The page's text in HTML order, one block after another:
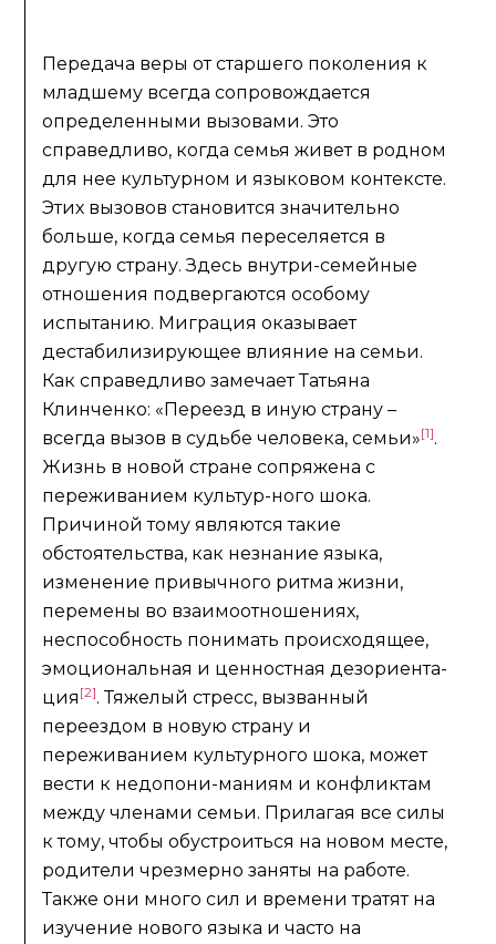
Передача веры от старшего поколения к
младшему всегда сопровождается
определенными вызовами. Это
справедливо, когда семья живет в родном
для нее культурном и языковом контексте.
Этих вызовов становится значительно
больше, когда семья переселяется в
другую страну. Здесь внутри-семейные
отношения подвергаются особому
испытанию. Миграция оказывает
дестабилизирующее влияние на семьи.
Как справедливо замечает Татьяна
Клинченко: «Переезд в иную страну –
всегда вызов в судьбе человека, семьи»[1].
Жизнь в новой стране сопряжена с
переживанием культур-ного шока.
Причиной тому являются такие
обстоятельства, как незнание языка,
изменение привычного ритма жизни,
перемены во взаимоотношениях,
неспособность понимать происходящее,
эмоциональная и ценностная дезориента-
ция [2]. Тяжелый стресс, вызванный
переездом в новую страну и
переживанием культурного шока, может
вести к недопони-маниям и конфликтам
между членами семьи. Прилагая все силы
к тому, чтобы обустроиться на новом месте,
родители чрезмерно заняты на работе.
Также они много сил и времени тратят на
изучение нового языка и часто на